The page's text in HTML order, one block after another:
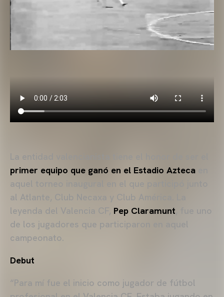
primer equipo que ganó en el Estadio Azteca
aquel torneo inaugural en el que participó junto
al Atlante, Club Necaxa y Club América. La
leyenda del Valencia CF, Pep Claramunt , fue uno
de los jugadores que participaron en aquel
campeonato.
Debut
“Para mí fue el inicio como jugador de fútbol